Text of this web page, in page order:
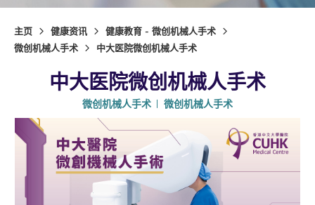
主页 健康资讯
健康教育 - 微创机械人手术
微创机械人手术
中大医院微创机械人手术
中大医院微创机械人手术
微创机械人手术 微创机械人手术